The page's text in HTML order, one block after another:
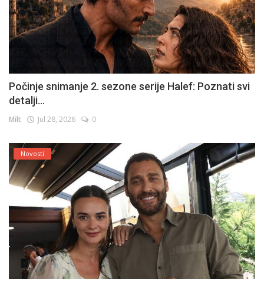
Počinje snimanje 2. sezone serije Halef: Poznati svi
detalji...
Milt Jul 28, 2026 0
Novosti